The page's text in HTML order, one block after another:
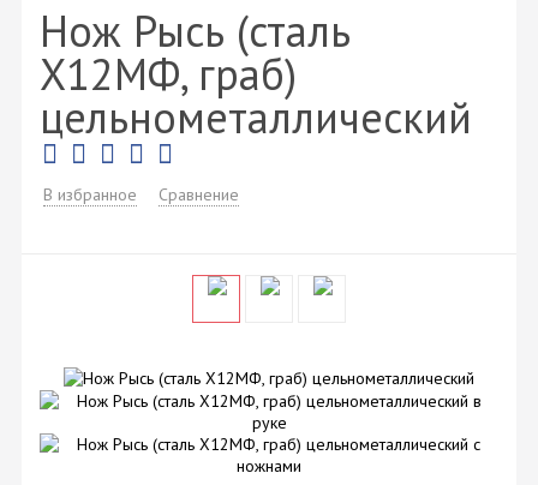
Нож Рысь (сталь
Х12МФ, граб)
цельнометаллический
В избранное Сравнение